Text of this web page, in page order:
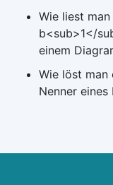
Wie liest
b<sub>1</
einem
Wie löst man
Nenner